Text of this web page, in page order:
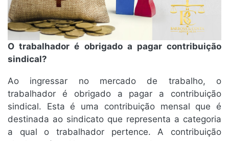
O trabalhador é obrigado a pagar contribuição
sindical?
Ao ingressar no mercado de trabalho, o
trabalhador é obrigado a pagar a contribuição
sindical. Esta é uma contribuição mensal que é
destinada ao sindicato que representa a categoria
a qual o trabalhador pertence. A contribuição